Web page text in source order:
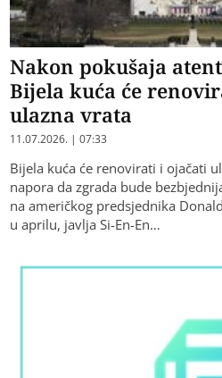
Nakon pokušaja
Bijela kuća će
ulazna vrata
11.07.2026. | 07:33
Bijela kuća će renovirati i ojačati
napora da zgrada bude
na američkog predsjednika
u aprilu, javlja Si-En-En…